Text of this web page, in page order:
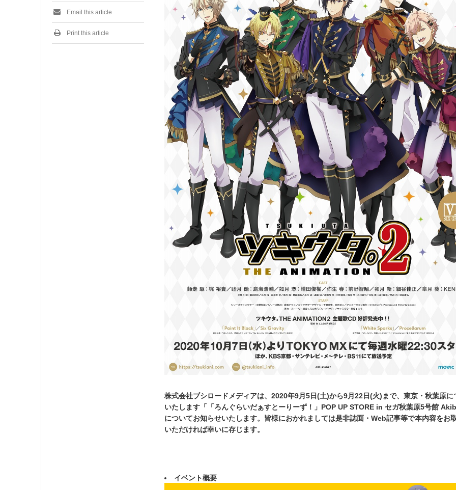
株式会社ブシロードメディアは、2020年9月5日(土)から9月22日(火)まで、東京・秋葉原に
いたします「「ろんぐらいだぁすとーりーず！」POP UP STORE in セガ秋葉原5号館
についてお知らせいたします。皆様におかれましては是非誌面・Web記事等で本内容をお
いただければ幸いに存じます。
イベント概要
Email this article
Print this article